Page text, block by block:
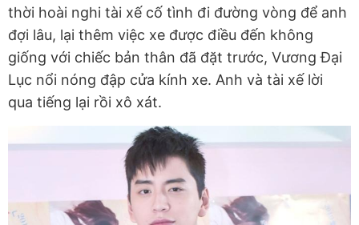
thời hoài nghi tài xế cố tình đi đường vòng để anh
đợi lâu, lại thêm việc xe được điều đến không
giống với chiếc bản thân đã đặt trước, Vương Đại
Lục nổi nóng đập cửa kính xe. Anh và tài xế lời
qua tiếng lại rồi xô xát.